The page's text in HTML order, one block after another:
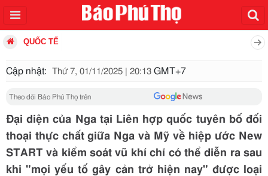
QUỐC TẾ
Cập nhật: Thứ 7, 01/11/2025 | 20:13 GMT+7
Theo dõi Báo Phú Thọ trên
Đại diện của Nga tại Liên hợp quốc tuyên bố đối
thoại thực chất giữa Nga và Mỹ về hiệp ước New
START và kiểm soát vũ khí chỉ có thể diễn ra sau
khi "mọi yếu tố gây cản trở hiện nay" được loại